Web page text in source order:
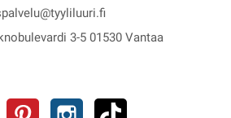
3-5 01530 Vantaa
YouTube Pinterest Instagram